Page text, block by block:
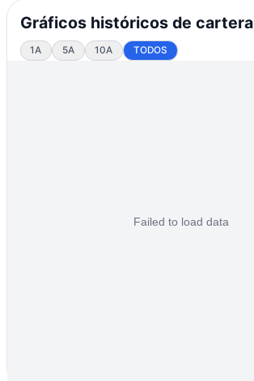
Gráficos históricos de cartera
1A 5A 10A TODOS